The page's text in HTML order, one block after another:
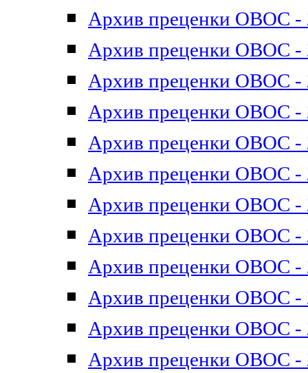
Архив преценки ОВОС -
Архив преценки ОВОС -
Архив преценки ОВОС -
Архив преценки ОВОС -
Архив преценки ОВОС -
Архив преценки ОВОС -
Архив преценки ОВОС -
Архив преценки ОВОС -
Архив преценки ОВОС -
Архив преценки ОВОС -
Архив преценки ОВОС -
Архив преценки ОВОС -